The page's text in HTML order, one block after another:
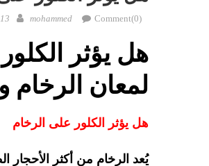
13 يونيو، 2026 mohammed Comment(0)
هل يؤثر
لمعان الرخام
هل يؤثر الكلور على الرخام
يُعد الرخام من أكثر الأحجار